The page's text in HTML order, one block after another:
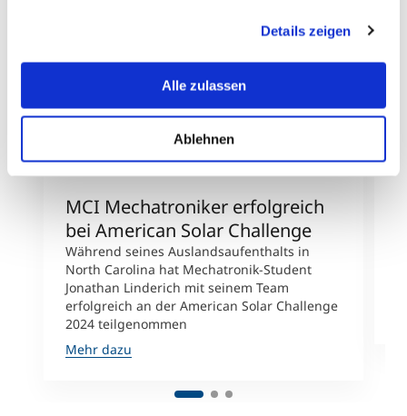
erklären Ihnen genau, was eine Datenübermittlung in die
USA bedeuten kann.
Details zeigen
Alle zulassen
Ablehnen
MCI Mechatroniker erfolgreich
bei American Solar Challenge
Während seines Auslandsaufenthalts in
North Carolina hat Mechatronik-Student
Jonathan Linderich mit seinem Team
erfolgreich an der American Solar Challenge
2024 teilgenommen
Mehr dazu